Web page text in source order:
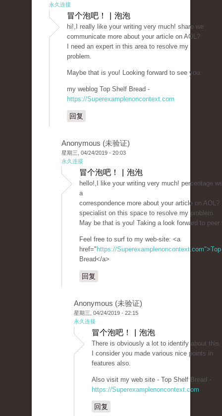
永久连接
冒个泡吧！ | 泡泡
hi!,I really like your writing very much! share we
communicate more about your article on AOL?
I need an expert in this area to resolve my
problem.
Maybe that is you! Looking forward to see you.
my weblog Top Shelf Bread -
https://Superexamplenoncontext.com
回复
Anonymous (未验证)
星期三, 04/24/2019 - 20:03
永久连接
冒个泡吧！ | 泡泡
hello!,I like your writing very much! percentage
a
correspondence more about your article on AOL?
specialist on this space to resolve my problem.
May be that is you! Taking a look forward to peer
Feel free to surf to my web-site: <a
href=" https://Superexamplenoncontext.com">Top
Bread</a>
回复
Anonymous (未验证)
星期三, 04/24/2019 - 22:15
永久连接
冒个泡吧！ | 泡泡
There is obviously a lot to identify about this.
I consider you made various nice points in
features also.
Also visit my web site - Top Shelf Bread -
https://Superexamplenoncontext.com
回复